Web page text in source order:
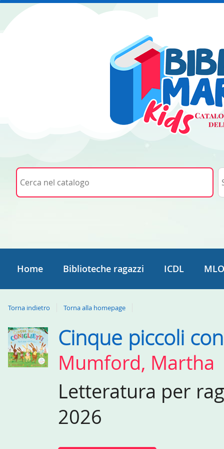
Cerca su "Cerca nel catalogo"
Home Biblioteche ragazzi ICDL
Torna indietro Torna alla homepage
Dettaglio
del
documento
Cinque piccoli
Mumford, Martha
Letteratura per
2026